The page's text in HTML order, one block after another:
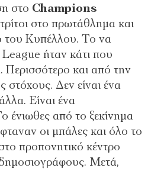
στο Champions
στο πρωτάθλημα και
του Κυπέλλου. Το να
ήταν κάτι που
Περισσότερο και από την
στόχους. Δεν είναι ένα
Είναι ένα
ένιωθες από το ξεκίνημα
οι μπάλες και όλο το
προπονητικό κέντρο
Μετά,